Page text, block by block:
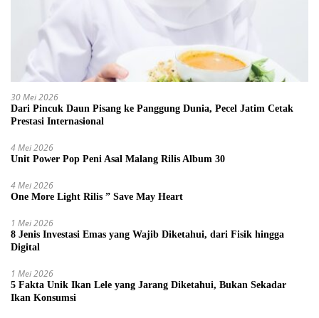
30 Mei 2026
Dari Pincuk Daun Pisang ke Panggung Dunia, Pecel Jatim Cetak
Prestasi Internasional
4 Mei 2026
Unit Power Pop Peni Asal Malang Rilis Album 30
4 Mei 2026
One More Light Rilis ” Save May Heart
1 Mei 2026
8 Jenis Investasi Emas yang Wajib Diketahui, dari Fisik hingga
Digital
1 Mei 2026
5 Fakta Unik Ikan Lele yang Jarang Diketahui, Bukan Sekadar
Ikan Konsumsi